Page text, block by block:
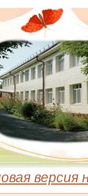
версия